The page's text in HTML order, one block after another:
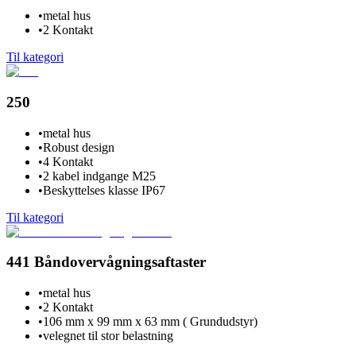
•metal hus
•2 Kontakt
Til kategori
250
•metal hus
•Robust design
•4 Kontakt
•2 kabel indgange M25
•Beskyttelses klasse IP67
Til kategori
441 Båndovervågningsaftaster
•metal hus
•2 Kontakt
•106 mm x 99 mm x 63 mm ( Grundudstyr)
•velegnet til stor belastning